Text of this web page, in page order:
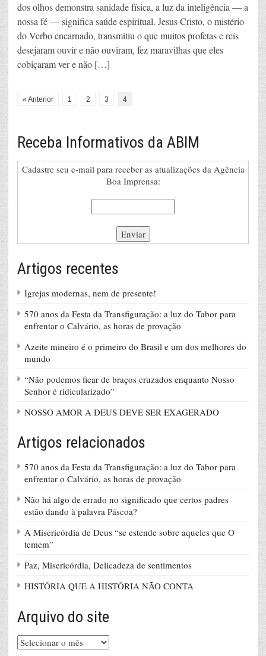
dos olhos demonstra sanidade física, a luz da inteligência — a
nossa fé — significa saúde espiritual. Jesus Cristo, o mistério
do Verbo encarnado, transmitiu o que muitos profetas e reis
desejaram ouvir e não ouviram, fez maravilhas que eles
cobiçaram ver e não […]
« Anterior 1 2 3 4
Receba Informativos da ABIM
Cadastre seu e-mail para receber as atualizações da Agência
Boa Imprensa:
Artigos recentes
Igrejas modernas, nem de presente!
570 anos da Festa da Transfiguração: a luz do Tabor para
enfrentar o Calvário, as horas de provação
Azeite mineiro é o primeiro do Brasil e um dos melhores do
mundo
“Não podemos ficar de braços cruzados enquanto Nosso
Senhor é ridicularizado”
NOSSO AMOR A DEUS DEVE SER EXAGERADO
Artigos relacionados
570 anos da Festa da Transfiguração: a luz do Tabor para
enfrentar o Calvário, as horas de provação
Não há algo de errado no significado que certos padres
estão dando à palavra Páscoa?
A Misericórdia de Deus “se estende sobre aqueles que O
temem”
Paz, Misericórdia, Delicadeza de sentimentos
HISTÓRIA QUE A HISTÓRIA NÃO CONTA
Arquivo do site
Arquivo
do